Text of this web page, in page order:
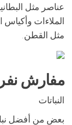
عناصر مثل
الملاءات وأكياس
مثل القطن.
مفارش
النباتات
بعض من أفضل